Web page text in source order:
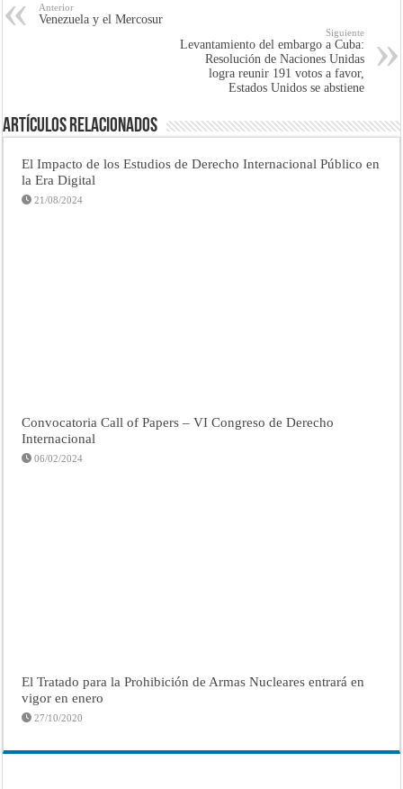
Anterior
Venezuela y el Mercosur
Siguiente
Levantamiento del embargo a Cuba:
Resolución de Naciones Unidas
logra reunir 191 votos a favor,
Estados Unidos se abstiene
Artículos Relacionados
El Impacto de los Estudios de Derecho Internacional Público en
la Era Digital
21/08/2024
Convocatoria Call of Papers – VI Congreso de Derecho
Internacional
06/02/2024
El Tratado para la Prohibición de Armas Nucleares entrará en
vigor en enero
27/10/2020